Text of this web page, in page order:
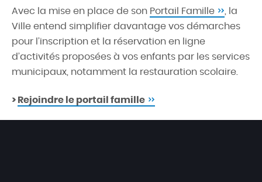
Avec la mise en place de son Portail Famille
, la
Ville entend simplifier davantage vos démarches
pour l’inscription et la réservation en ligne
d’activités proposées à vos enfants par les services
municipaux, notamment la restauration scolaire.
>Rejoindre le portail famille